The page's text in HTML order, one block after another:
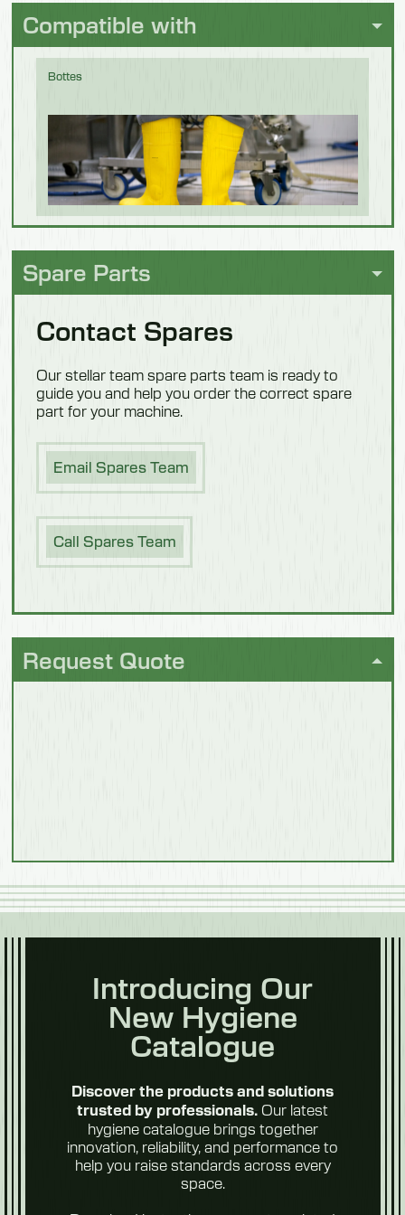
71 kg
Chocolat
Confiserie
laitiers
Poisson
des
Compatible with
Bottes
Bottes
vestiaires
Spare Parts
Contact Spares
Our stellar team spare parts team is ready to
guide you and help you order the correct spare
part for your machine.
Email Spares Team
Call Spares Team
Request Quote
Introducing Our
New Hygiene
Catalogue
Discover the products and solutions
trusted by professionals. Our latest
hygiene catalogue brings together
innovation, reliability, and performance to
help you raise standards across every
space.